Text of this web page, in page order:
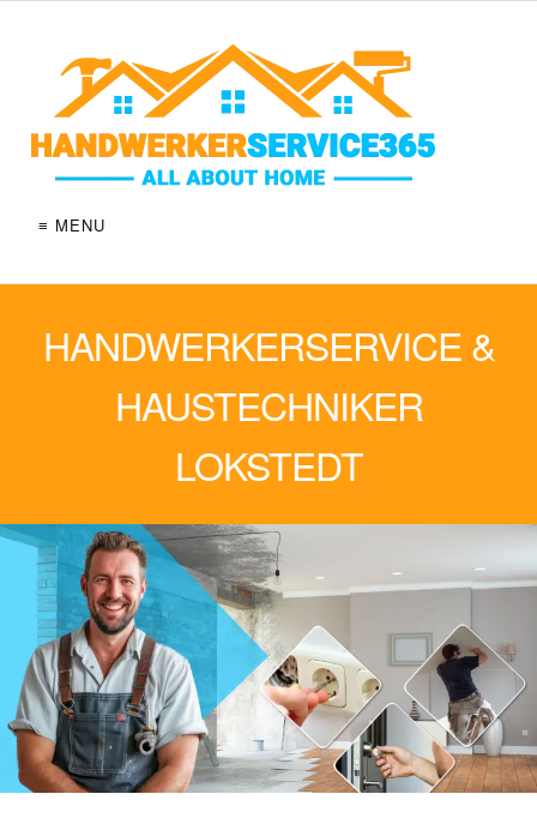
≡ MENU
HANDWERKERSERVICE &
HAUSTECHNIKER
LOKSTEDT